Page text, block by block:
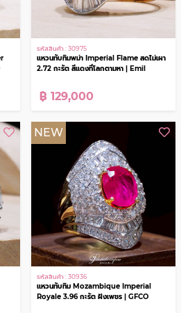
NEW
รหัสสินค้า : 30975
แหวนทับทิมพม่า Imperial Flame สดไม่เผา
2.72 กะรัต สีแดงที่โลกตามหา | Emil
฿ 129,000
NEW